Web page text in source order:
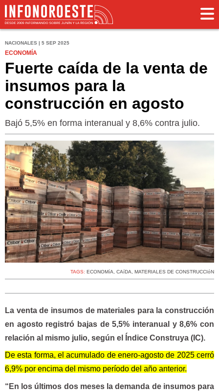
NACIONALES | 5 SEP 2025
ECONOMÍA
Fuerte caída de la venta de
insumos para la
construcción en agosto
Bajó 5,5% en forma interanual y 8,6% contra julio.
TAGS: ECONOMíA, CAíDA, MATERIALES DE CONSTRUCCIóN
La venta de insumos de materiales para la construcción
en agosto registró bajas de 5,5% interanual y 8,6% con
relación al mismo julio, según el Índice Construya (IC).
De esta forma, el acumulado de enero-agosto de 2025 cerró
6,9% por encima del mismo período del año anterior.
“En los últimos dos meses la demanda de insumos para